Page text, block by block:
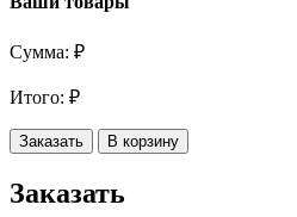
Сумма: ₽
Итого: ₽
Заказать В корзину
Заказать